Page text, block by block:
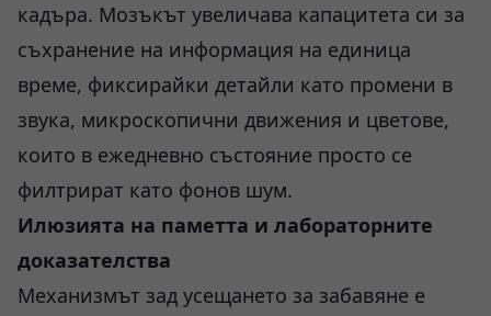
кадъра. Мозъкът увеличава капацитета си за
съхранение на информация на единица
време, фиксирайки детайли като промени в
звука, микроскопични движения и цветове,
които в ежедневно състояние просто се
филтрират като фонов шум.
Илюзията на паметта и лабораторните
доказателства
Механизмът зад усещането за забавяне е